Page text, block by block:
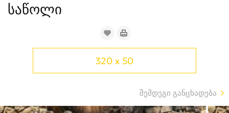
საწოლი
320 x 50
შემდეგი განცხადება